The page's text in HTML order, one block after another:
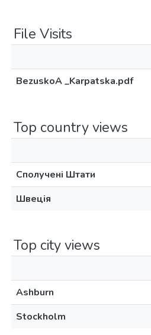
File Visits
BezuskoA _Karpatska.pdf
Top country views
Сполучені Штати
Швеція
Top city views
Ashburn
Stockholm